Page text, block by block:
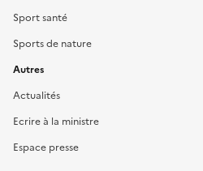
Sport santé
Sports de nature
Autres
Actualités
Ecrire à la ministre
Espace presse